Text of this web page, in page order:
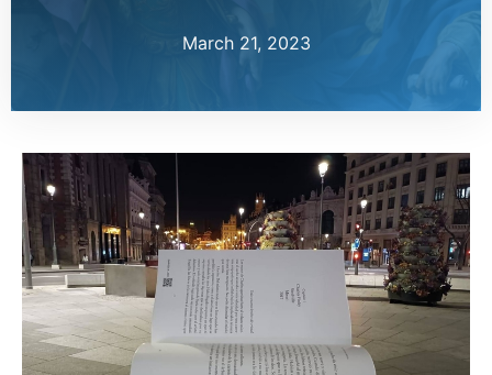
March 21, 2023